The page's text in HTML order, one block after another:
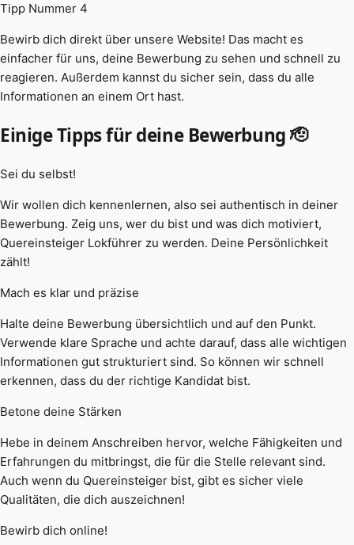
Tipp Nummer 4
Bewirb dich direkt über unsere Website! Das macht es
einfacher für uns, deine Bewerbung zu sehen und schnell zu
reagieren. Außerdem kannst du sicher sein, dass du alle
Informationen an einem Ort hast.
Einige Tipps für deine Bewerbung 🫡
Sei du selbst!
Wir wollen dich kennenlernen, also sei authentisch in deiner
Bewerbung. Zeig uns, wer du bist und was dich motiviert,
Quereinsteiger Lokführer zu werden. Deine Persönlichkeit
zählt!
Mach es klar und präzise
Halte deine Bewerbung übersichtlich und auf den Punkt.
Verwende klare Sprache und achte darauf, dass alle wichtigen
Informationen gut strukturiert sind. So können wir schnell
erkennen, dass du der richtige Kandidat bist.
Betone deine Stärken
Hebe in deinem Anschreiben hervor, welche Fähigkeiten und
Erfahrungen du mitbringst, die für die Stelle relevant sind.
Auch wenn du Quereinsteiger bist, gibt es sicher viele
Qualitäten, die dich auszeichnen!
Bewirb dich online!